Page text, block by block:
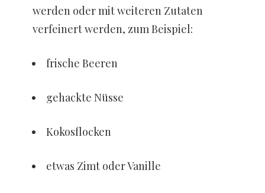
werden oder mit weiteren Zutaten
verfeinert werden, zum Beispiel:
frische Beeren
gehackte Nüsse
Kokosflocken
etwas Zimt oder Vanille